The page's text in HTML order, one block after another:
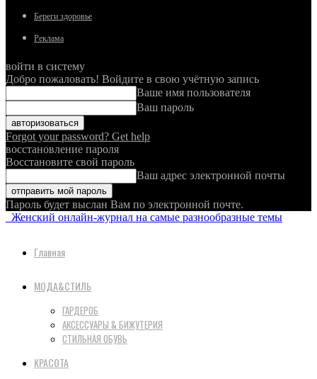
Береги здоровье
Реклама
войти в систему
Добро пожаловать! Войдите в свою учётную запись
Ваше имя пользователя
Ваш пароль
Forgot your password? Get help
восстановление пароля
Восстановите свой пароль
Ваш адрес электронной почты
Пароль будет выслан Вам по электронной почте.
Женский онлайн-журнал на самые разнообразные темы
Главная
МОДА&СТИЛЬ
ГАРДЕРОБ
АКСЕССУАРЫ & БИЖУТЕРИЯ
СТИЛЬНАЯ ОБУВЬ
КРАСОТА